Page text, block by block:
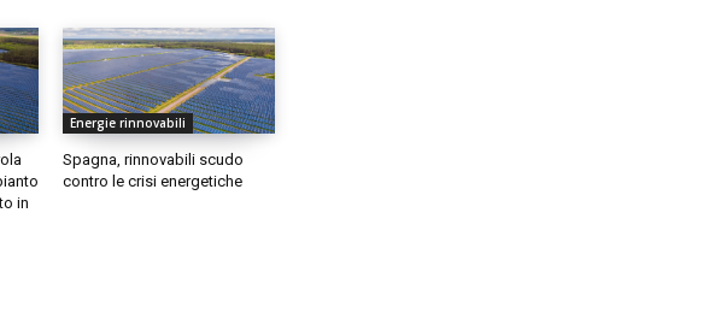
in
Energie rinnovabili
Spagna, rinnovabili scudo
contro le crisi energetiche